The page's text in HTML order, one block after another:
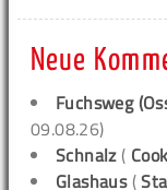
Neue
Fuchsweg
09.08.26)
Schnalz(
Glashaus(